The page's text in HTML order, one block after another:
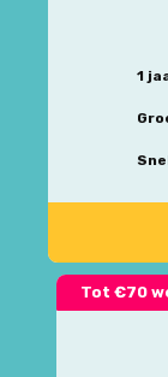
1
Tot €70